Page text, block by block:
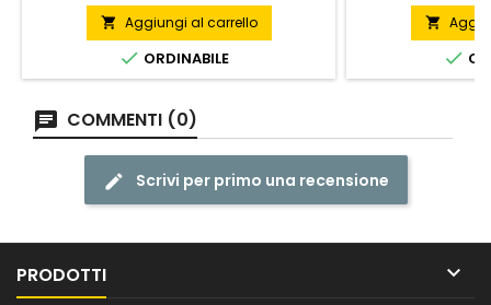
 Aggiungi al carrello
 ORDINABILE


COMMENTI (0)
Scrivi per primo una recensione
PRODOTTI 